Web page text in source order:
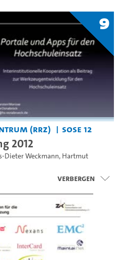
9
(RRZ) SoSe 12
2012
Dieter Weckmann, Hartmut
Verbergen